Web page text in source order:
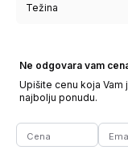
Težina
Ne odgovara vam
Upišite cenu koja Vam
najbolju ponudu.